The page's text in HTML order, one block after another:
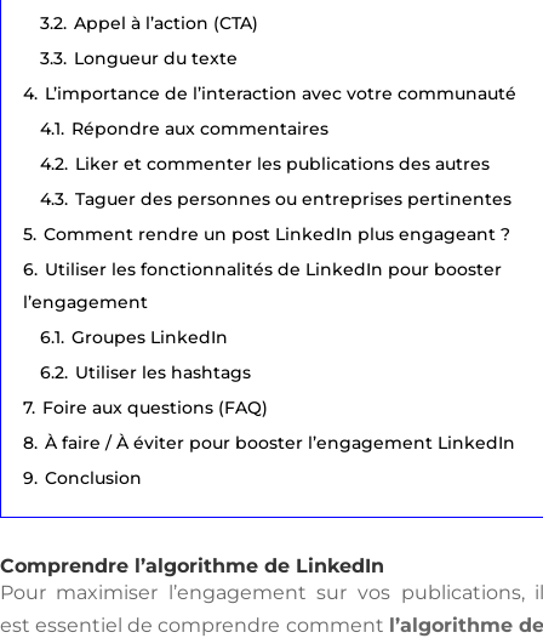
3.2. Appel à l’action (CTA)
3.3. Longueur du texte
4. L’importance de l’interaction avec votre communauté
4.1. Répondre aux commentaires
4.2. Liker et commenter les publications des autres
4.3. Taguer des personnes ou entreprises pertinentes
5. Comment rendre un post LinkedIn plus engageant ?
6. Utiliser les fonctionnalités de LinkedIn pour booster
l’engagement
6.1. Groupes LinkedIn
6.2. Utiliser les hashtags
7. Foire aux questions (FAQ)
8. À faire / À éviter pour booster l’engagement LinkedIn
9. Conclusion
Comprendre l’algorithme de LinkedIn
Pour maximiser l’engagement sur vos publications,
est essentiel de comprendre comment l’algorithme